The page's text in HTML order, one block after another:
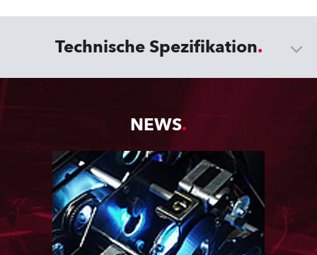
Technische Spezifikation
NEWS